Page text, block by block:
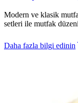
Modern ve klasik
setleri ile mutfak
Daha fazla bilgi edinin